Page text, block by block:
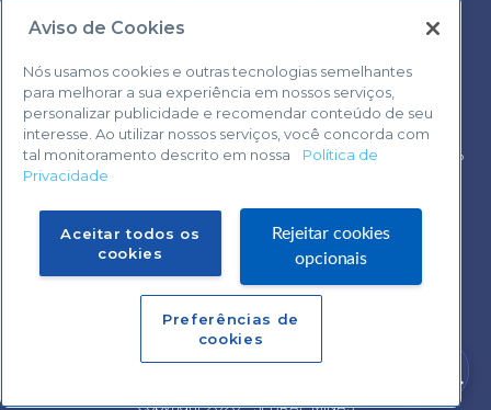
0800 570 0800
Voltar ao topo
Central de Atendimento:
0800 570 0800
Copyright 2020 - SEBRAE MINAS
Aviso de Cookies
Nós usamos cookies e outras tecnologias semelhantes
para melhorar a sua experiência em nossos serviços,
personalizar publicidade e recomendar conteúdo de seu
interesse. Ao utilizar nossos serviços, você concorda com
tal monitoramento descrito em nossa
Política de
Privacidade
Aceitar todos os
cookies
Rejeitar cookies
opcionais
Preferências de
cookies